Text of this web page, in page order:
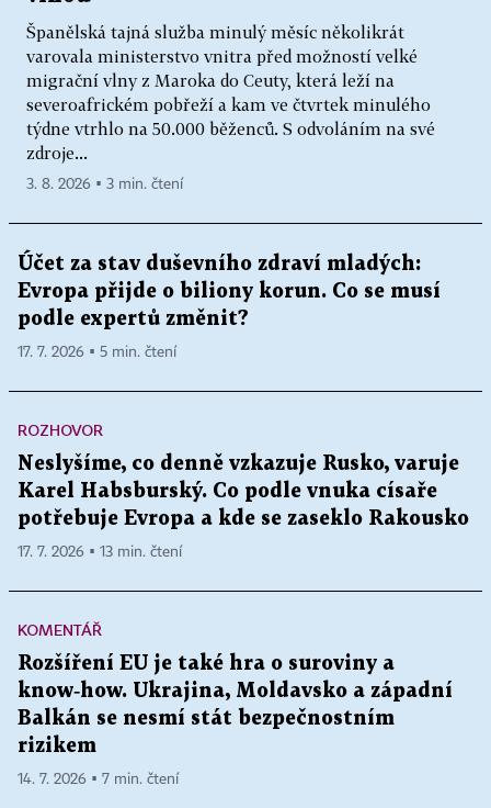
Španělská tajná služba minulý měsíc několikrát
varovala ministerstvo vnitra před možností velké
migrační vlny z Maroka do Ceuty, která leží na
severoafrickém pobřeží a kam ve čtvrtek minulého
týdne vtrhlo na 50.000 běženců. S odvoláním na své
zdroje...
3. 8. 2026 ▪ 3 min. čtení
Účet za stav duševního zdraví mladých:
Evropa přijde o biliony korun. Co se musí
podle expertů změnit?
17. 7. 2026 ▪ 5 min. čtení
ROZHOVOR
Neslyšíme, co denně vzkazuje Rusko, varuje
Karel Habsburský. Co podle vnuka císaře
potřebuje Evropa a kde se zaseklo Rakousko
17. 7. 2026 ▪ 13 min. čtení
KOMENTÁŘ
Rozšíření EU je také hra o suroviny a
know‑how. Ukrajina, Moldavsko a západní
Balkán se nesmí stát bezpečnostním
rizikem
14. 7. 2026 ▪ 7 min. čtení